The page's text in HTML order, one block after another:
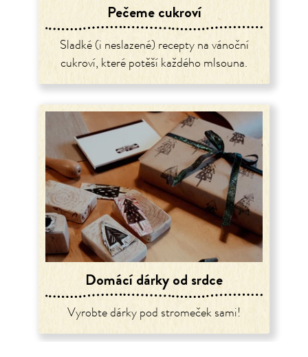
Pečeme cukroví
Sladké (i neslazené) recepty na vánoční
cukroví, které potěší každého mlsouna.
Domácí dárky od srdce
Vyrobte dárky pod stromeček sami!